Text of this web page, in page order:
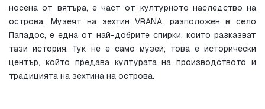
носена от вятъра, е част от културното наследство на
острова. Музеят на зехтин VRANA, разположен в село
Пападос, е една от най-добрите спирки, които разказват
тази история. Тук не е само музей; това е исторически
център, който предава културата на производството и
традицията на зехтина на острова.